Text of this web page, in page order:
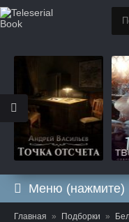
Меню (нажмите)
Главная Подборки